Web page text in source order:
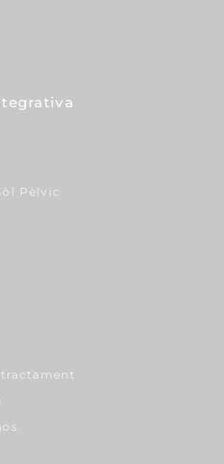
Pèlvic